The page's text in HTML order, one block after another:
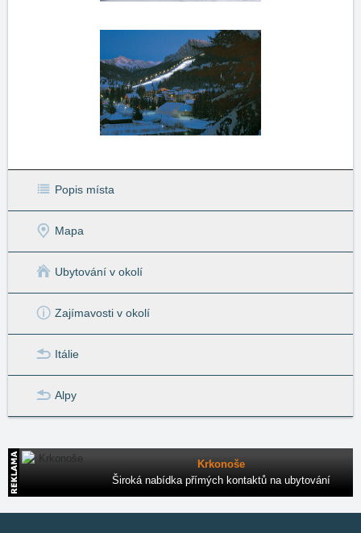
Popis místa
Mapa
Ubytování v okolí
Zajímavosti v okolí
Itálie
Alpy
Krkonoše
Široká nabídka přímých kontaktů na ubytování